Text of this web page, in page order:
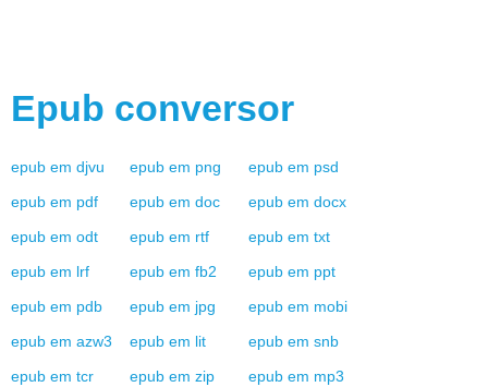
Epub conversor
epub em djvu epub em png epub em psd
epub em pdf epub em doc epub em docx
epub em odt epub em rtf epub em txt
epub em lrf epub em fb2 epub em ppt
epub em pdb epub em jpg epub em mobi
epub em azw3 epub em lit epub em snb
epub em tcr epub em zip epub em mp3